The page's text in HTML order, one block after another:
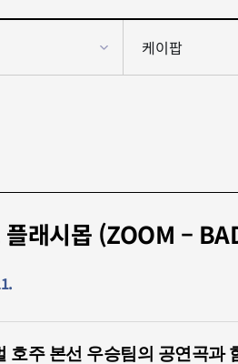
케이팝
플래시몹 (ZOOM –
호주 본선 우승팀의 공연곡과